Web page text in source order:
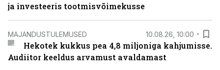
ja investeeris tootmisvõimekusse
MAJANDUSTULEMUSED 10.08.26, 10:00
Hekotek kukkus pea 4,8 miljoniga kahjumisse.
Audiitor keeldus arvamust avaldamast